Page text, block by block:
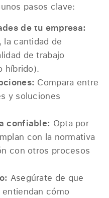
pasos clave:
de tu empresa:
la cantidad de
de trabajo
híbrido).
Compara entre
y soluciones
confiable: Opta por
con la normativa
con otros procesos
Asegúrate de que
cómo